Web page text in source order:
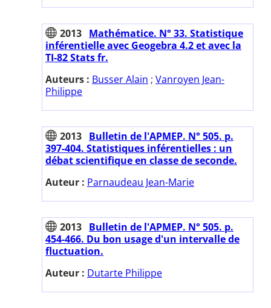
2013 Mathématice. N° 33. Statistique
inférentielle avec Geogebra 4.2 et avec la
TI-82 Stats fr.
Auteurs : Busser Alain ; Vanroyen Jean-
Philippe
2013 Bulletin de l'APMEP. N° 505. p.
397-404. Statistiques inférentielles : un
débat scientifique en classe de seconde.
Auteur : Parnaudeau Jean-Marie
2013 Bulletin de l'APMEP. N° 505. p.
454-466. Du bon usage d'un intervalle de
fluctuation.
Auteur : Dutarte Philippe